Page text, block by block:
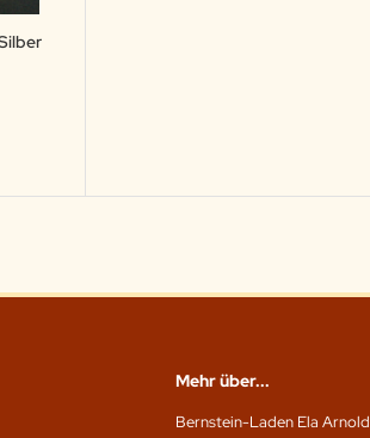
Mehr über...
Bernstein-Laden Ela Arnold